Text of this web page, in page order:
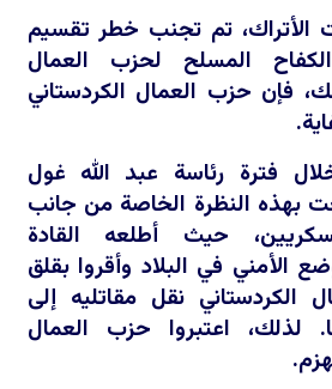
الأتراك، تم تجنب خطر تقسيم
المسلح لحزب العمال
فإن حزب العمال الكردستاني
فترة رئاسة عبد الله غول
أبلغت بهذه النظرة الخاصة من جانب
حيث أطلعه القادة
الأمني في البلاد وأقروا بقلق
نقل مقاتليه إلى
لذلك، اعتبروا حزب العمال